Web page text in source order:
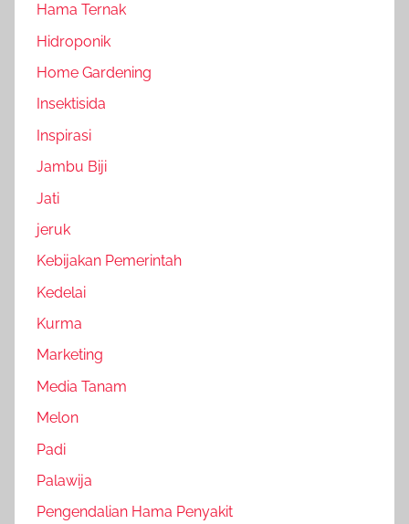
Hama Ternak
Hidroponik
Home Gardening
Insektisida
Inspirasi
Jambu Biji
Jati
jeruk
Kebijakan Pemerintah
Kedelai
Kurma
Marketing
Media Tanam
Melon
Padi
Palawija
Pengendalian Hama Penyakit